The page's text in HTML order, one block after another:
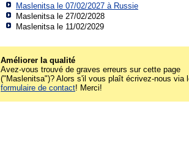
Maslenitsa le 07/02/2027 à Russie
Maslenitsa le 27/02/2028
Maslenitsa le 11/02/2029
Améliorer la qualité
Avez-vous trouvé de graves erreurs sur cette page
("Maslenitsa")? Alors s'il vous plaît écrivez-nous via
formulaire de contact! Merci!